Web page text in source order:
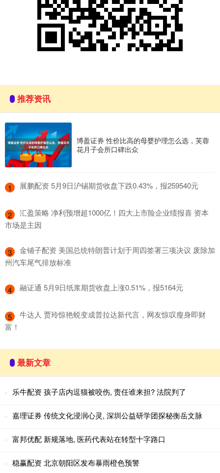
推荐资讯
博盈证券 性价比高的母婴护理怎么选，芙蓉
花月子会所口碑出众
1 ​展鹏配资 5月9日沪锡期货收盘下跌0.43%，报259540元
2
​汇盈策略 净利预增超1000亿！四大上市险企业绩报喜 资本
市场是主因
3
​金铺子配资 美国总统特朗普计划于周四签署三项决议 废除加
州汽车尾气排放标准
4 ​融证通 5月9日纸浆期货收盘上涨0.51%，报5164元
5
​牛达人 贾玲惊艳蜕变成普拉达新代言，网友惊叹瘦身即财
富！
最新文章
乐牛配资 孩子店内逗猫被咬伤, 责任谁来担? 法院判了
嘉理证券 传统文化浸润心灵, 深圳公益研学团探秘衡岳文脉
富邦优配 新规落地, 医药代表站在转型十字路口
稳赢配资 北京朝阳区发布暴雨橙色预警